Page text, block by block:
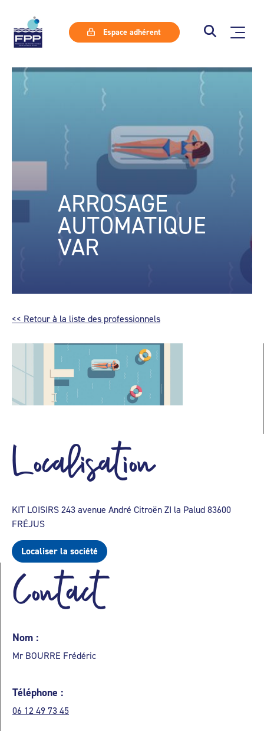
Espace adhérent
ARROSAGE
AUTOMATIQUE
VAR
<< Retour à la liste des professionnels
Localisation
KIT LOISIRS 243 avenue André Citroën ZI la Palud 83600
FRÉJUS
Localiser la société
Contact
Nom :
Mr BOURRE Frédéric
Téléphone :
06 12 49 73 45